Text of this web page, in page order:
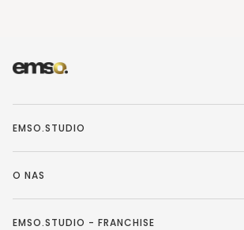
EMSO.STUDIO
O NAS
EMSO.STUDIO - FRANCHISE